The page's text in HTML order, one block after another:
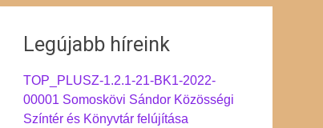
Legújabb híreink
TOP_PLUSZ-1.2.1-21-BK1-2022-
00001 Somoskövi Sándor Közösségi
Színtér és Könyvtár felújítása